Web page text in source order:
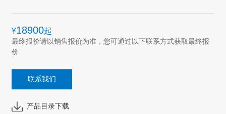
¥18900起
最终报价请以销售报价为准，您可通过以下联系方式获取最终报
价
联系我们
产品目录下载